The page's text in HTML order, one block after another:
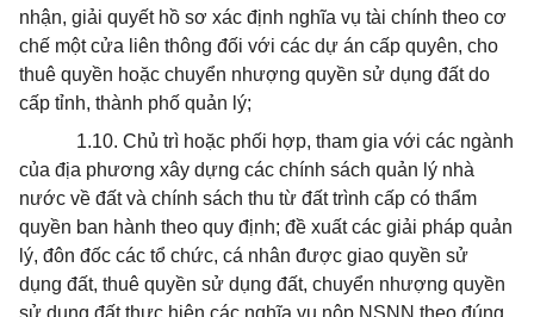
nhận, giải quyết hồ sơ xác định nghĩa vụ tài chính theo cơ
chế một cửa liên thông đối với các dự án cấp quyên, cho
thuê quyền hoặc chuyển nhượng quyền sử dụng đất do
cấp tỉnh, thành phố quản lý;
1.10. Chủ trì hoặc phối hợp, tham gia với các ngành
của địa phương xây dựng các chính sách quản lý nhà
nước về đất và chính sách thu từ đất trình cấp có thẩm
quyền ban hành theo quy định; đề xuất các giải pháp quản
lý, đôn đốc các tổ chức, cá nhân được giao quyền sử
dụng đất, thuê quyền sử dụng đất, chuyển nhượng quyền
sử dụng đất thực hiện các nghĩa vụ nộp NSNN theo đúng